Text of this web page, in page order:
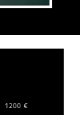
1200 €